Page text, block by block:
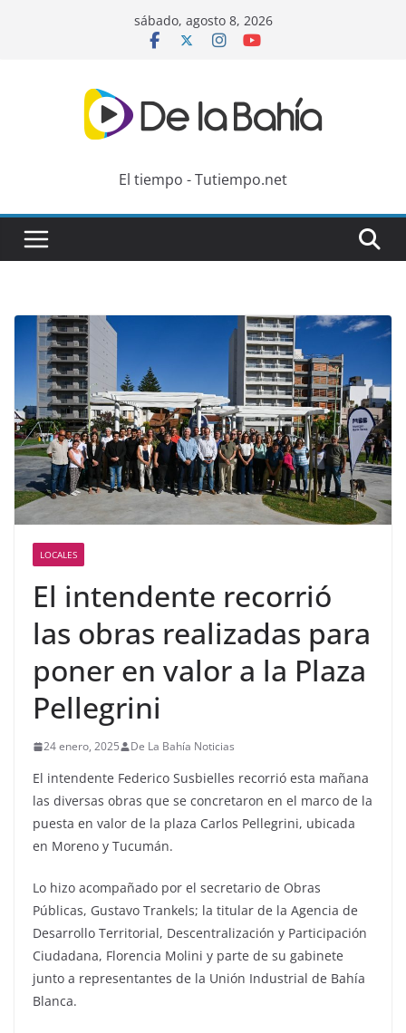
sábado, agosto 8, 2026
El tiempo - Tutiempo.net
LOCALES
El intendente recorrió
las obras realizadas para
poner en valor a la Plaza
Pellegrini
24 enero, 2025 De La Bahía Noticias
El intendente Federico Susbielles recorrió esta mañana
las diversas obras que se concretaron en el marco de la
puesta en valor de la plaza Carlos Pellegrini, ubicada
en Moreno y Tucumán.
Lo hizo acompañado por el secretario de Obras
Públicas, Gustavo Trankels; la titular de la Agencia de
Desarrollo Territorial, Descentralización y Participación
Ciudadana, Florencia Molini y parte de su gabinete
junto a representantes de la Unión Industrial de Bahía
Blanca.